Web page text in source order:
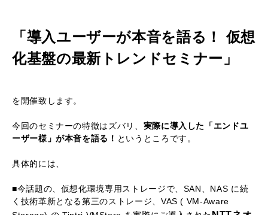
「導入ユーザーが本音を語る！ 仮想
化基盤の最新トレンドセミナー」
を開催致します。
今回のセミナーの特徴はズバリ、 実際に導入した「エンドユ
ーザー様」が本音を語る！ というところです。
具体的には、
■今話題の、仮想化環境専用ストレージで、SAN、NAS に続
く技術革新となる第三のストレージ、VAS ( VM-Aware